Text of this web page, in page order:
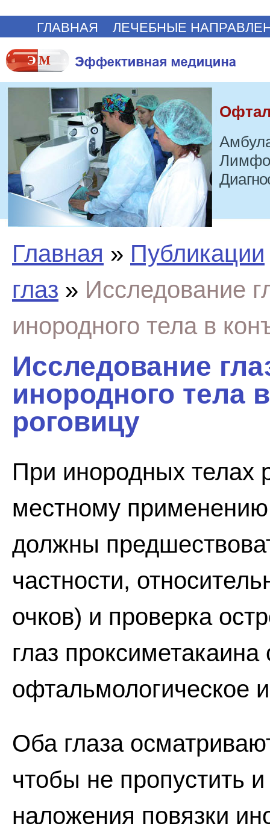
ГЛАВНАЯ ЛЕЧЕБНЫЕ
Главная » Публикации
глаз » Исследование
инородного тела в
Исследование
инородного тела
роговицу
При инородных телах
местному
должны
частности,
очков) и проверка
глаз проксиметакаина
офтальмологическое
Оба глаза
чтобы не пропустить
наложения повязки